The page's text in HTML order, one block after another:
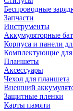
Беспроводные
Запчасти
Инструменты
Аккумуляторные
Корпуса и панели
Комплектующие для
Планшеты
Аксессуары
Чехол для планшета
Внешний
Защитные пленки
Карты памяти